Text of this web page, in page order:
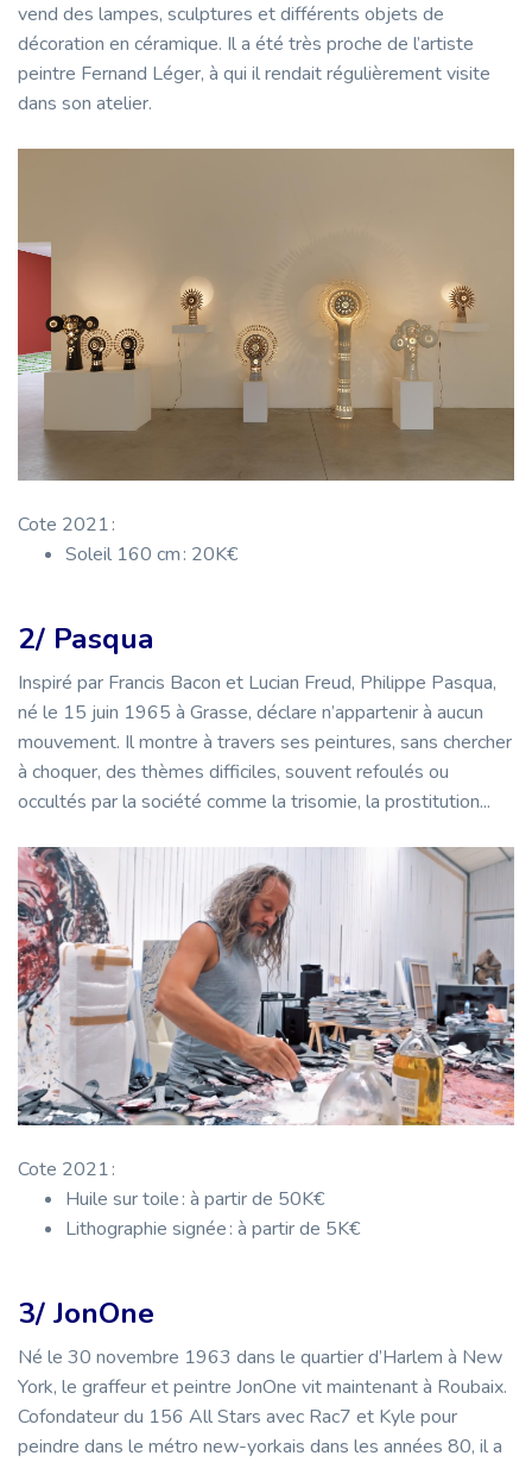
vend des lampes, sculptures et différents objets de
décoration en céramique. Il a été très proche de l’artiste
peintre Fernand Léger, à qui il rendait régulièrement visite
dans son atelier.
Cote 2021 :
Soleil 160 cm : 20K€
2/ Pasqua
Inspiré par Francis Bacon et Lucian Freud, Philippe Pasqua,
né le 15 juin 1965 à Grasse, déclare n’appartenir à aucun
mouvement. Il montre à travers ses peintures, sans chercher
à choquer, des thèmes difficiles, souvent refoulés ou
occultés par la société comme la trisomie, la prostitution...
Cote 2021 :
Huile sur toile : à partir de 50K€
Lithographie signée : à partir de 5K€
3/ JonOne
Né le 30 novembre 1963 dans le quartier d’Harlem à New
York, le graffeur et peintre JonOne vit maintenant à Roubaix.
Cofondateur du 156 All Stars avec Rac7 et Kyle pour
peindre dans le métro new-yorkais dans les années 80, il a